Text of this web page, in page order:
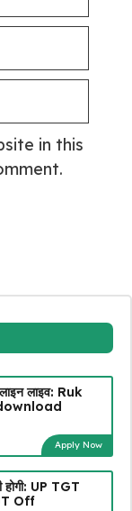
in this
लाइव: Ruk
Apply Now
UP TGT
Off